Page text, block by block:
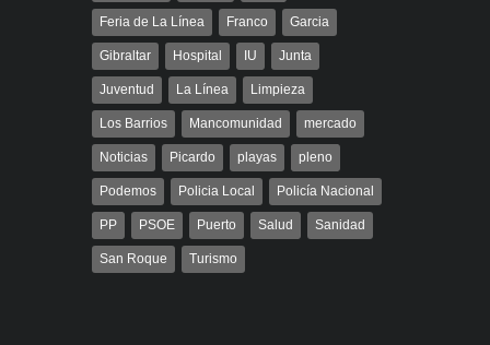
Feria de La Línea Franco Garcia
Gibraltar Hospital IU Junta
Juventud La Línea Limpieza
Los Barrios Mancomunidad mercado
Noticias Picardo playas pleno
Podemos Policia Local Policía Nacional
PP PSOE Puerto Salud Sanidad
San Roque Turismo